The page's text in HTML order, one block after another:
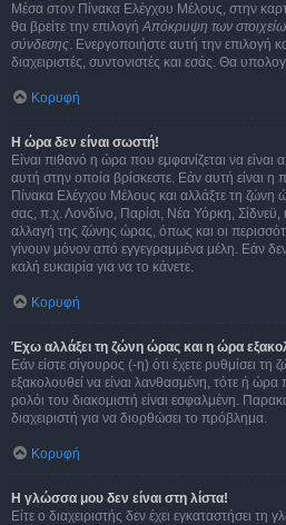
Μέσα στον Πίνακα Ελέγχου Μέλους, στην
θα βρείτε την επιλογήΑπόκρυψη των
σύνδεσης. Ενεργοποιήστε αυτή την επιλογή
διαχειριστές, συντονιστές και εσάς. Θα
Κορυφή
Η ώρα δεν είναι σωστή!
Είναι πιθανό η ώρα που εμφανίζεται να
αυτή στην οποία βρίσκεστε. Εάν αυτή είναι η
Πίνακα Ελέγχου Μέλους και αλλάξτε τη ζώνη
σας, π.χ. Λονδίνο, Παρίσι, Νέα Υόρκη,
αλλαγή της ζώνης ώρας, όπως και οι
γίνουν μόνον από εγγεγραμμένα μέλη. Εάν δεν
καλή ευκαιρία για να το κάνετε.
Κορυφή
Έχω αλλάξει τη ζώνη ώρας και η ώρα
Εάν είστε σίγουρος (-η) ότι έχετε ρυθμίσει
εξακολουθεί να είναι λανθασμένη, τότε ή
ρολόι του διακομιστή είναι εσφαλμένη.
διαχειριστή για να διορθώσει το πρόβλημα.
Κορυφή
Η γλώσσα μου δεν είναι στη λίστα!
Είτε ο διαχειριστής δεν έχει εγκαταστήσει τη